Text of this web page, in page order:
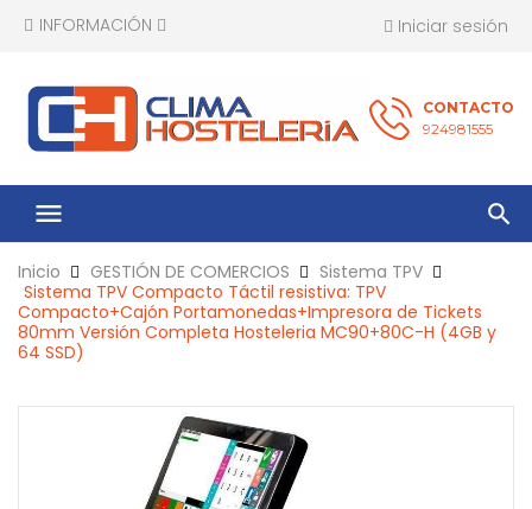
INFORMACIÓN Iniciar sesión
CONTACTO
924981555
menu
Inicio GESTIÓN DE COMERCIOS
Sistema TPV
Sistema TPV Compacto Táctil resistiva: TPV
Compacto+Cajón Portamonedas+Impresora de Tickets
80mm Versión Completa Hosteleria MC90+80C-H (4GB y
64 SSD)